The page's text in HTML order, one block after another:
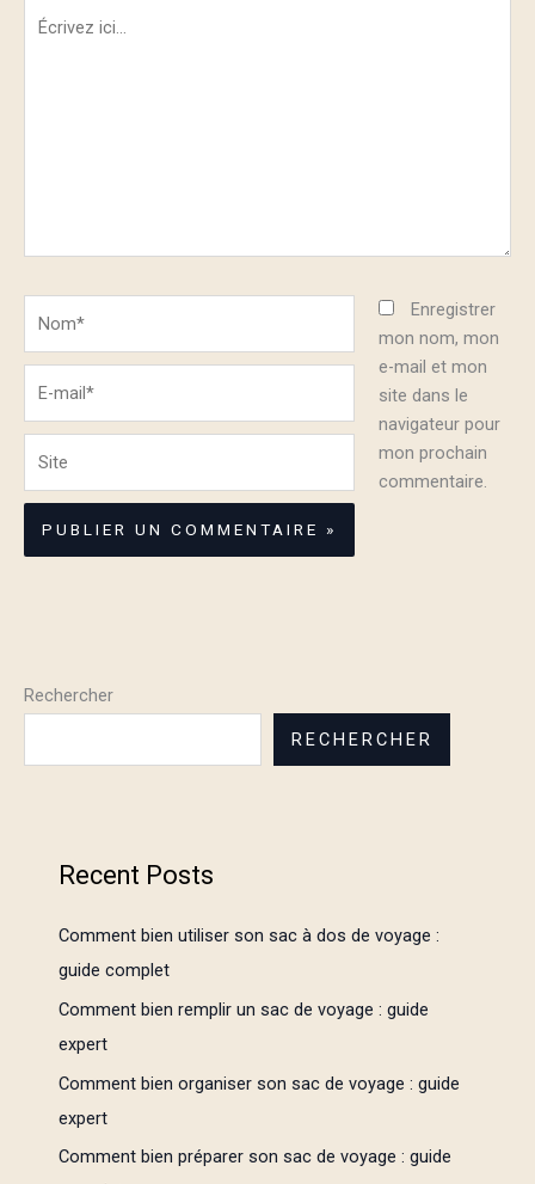
Écrivez
mail*
Enregistrer
mon nom, mon
e-mail et mon
site dans le
navigateur pour
mon prochain
commentaire.
Rechercher
RECHERCHER
Recent Posts
Comment bien utiliser son sac à dos de voyage :
guide complet
Comment bien remplir un sac de voyage : guide
expert
Comment bien organiser son sac de voyage : guide
expert
Comment bien préparer son sac de voyage : guide